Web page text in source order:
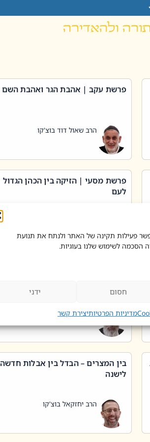
פעילות תקינה של האתר ולנתח את תנועת
הסכמה לשימוש שלנו בעוגיות.
חסום ידני
מדיניות הפרטיותיצירת קשר
ולהאדירה
פרשת עקב | אהבת הגר ואהבת השם
הרב שאול דוד בוצ'קו
פרשת מסעי | הזיקה בין הכהן הגדול
לעם
הרב יאיר בידני
בין המצרים – הבדל בין אבלות חדשה
לישנה
הרב יחזקאל בוצ'קו